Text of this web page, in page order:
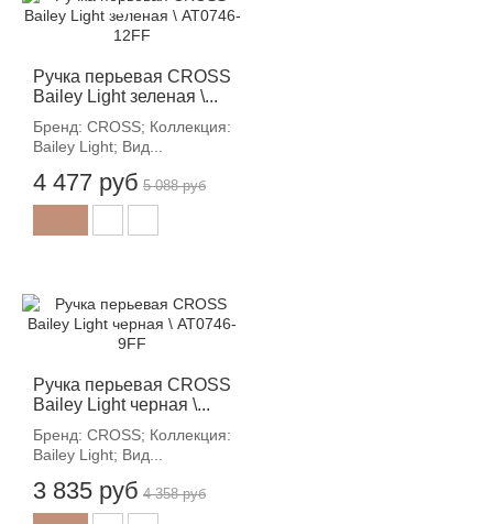
Ручка перьевая CROSS
Bailey Light зеленая \...
Бренд: CROSS; Коллекция:
Bailey Light; Вид...
4 477 руб
-12%
5 088 руб
Ручка перьевая CROSS
Bailey Light черная \...
Бренд: CROSS; Коллекция:
Bailey Light; Вид...
3 835 руб
-12%
4 358 руб